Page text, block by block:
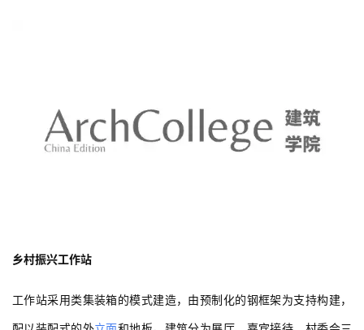
乡村振兴工作站
工作站采用类集装箱的模式建造，由预制化的钢框架为支持构建，